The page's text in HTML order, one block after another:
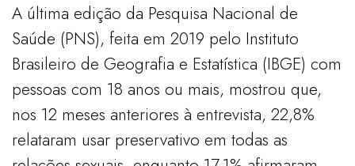
A última edição da Pesquisa Nacional de
Saúde (PNS), feita em 2019 pelo Instituto
Brasileiro de Geografia e Estatística (IBGE) com
pessoas com 18 anos ou mais, mostrou que,
nos 12 meses anteriores à entrevista, 22,8%
relataram usar preservativo em todas as